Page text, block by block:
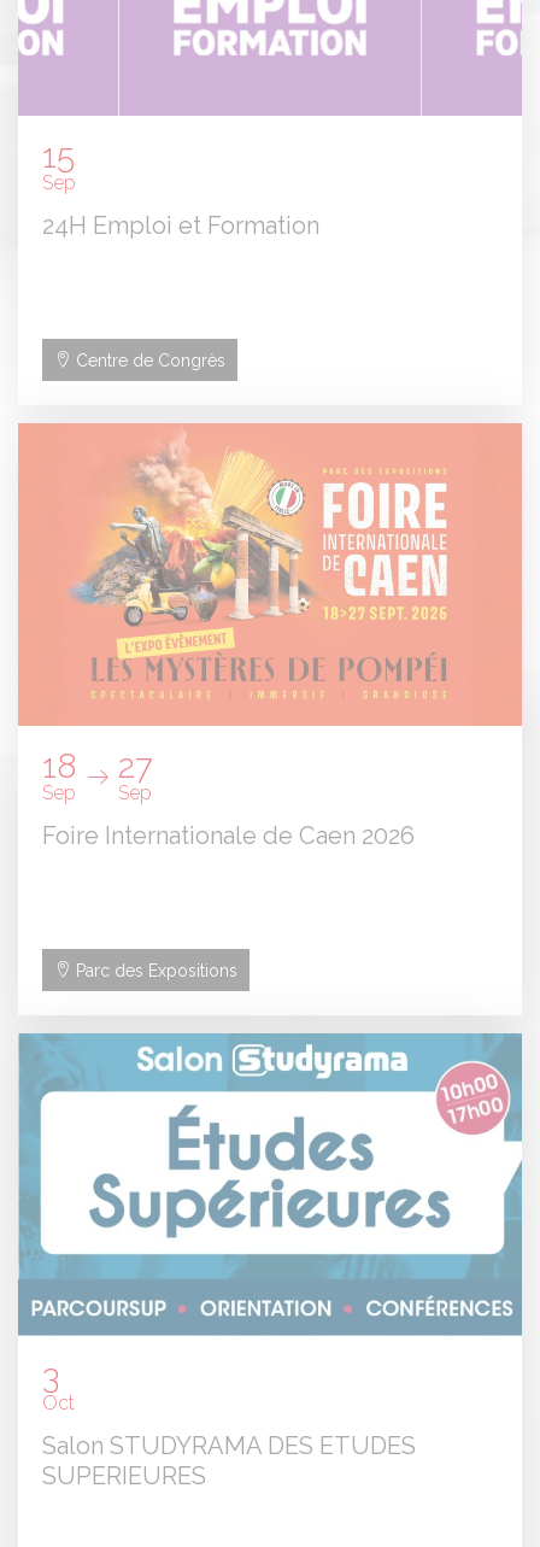
15
Sep
24H Emploi et Formation
Centre de Congrès
18
Sep
27
Sep
Foire Internationale de Caen 2026
Parc des Expositions
3
Oct
Salon STUDYRAMA DES ETUDES
SUPERIEURES